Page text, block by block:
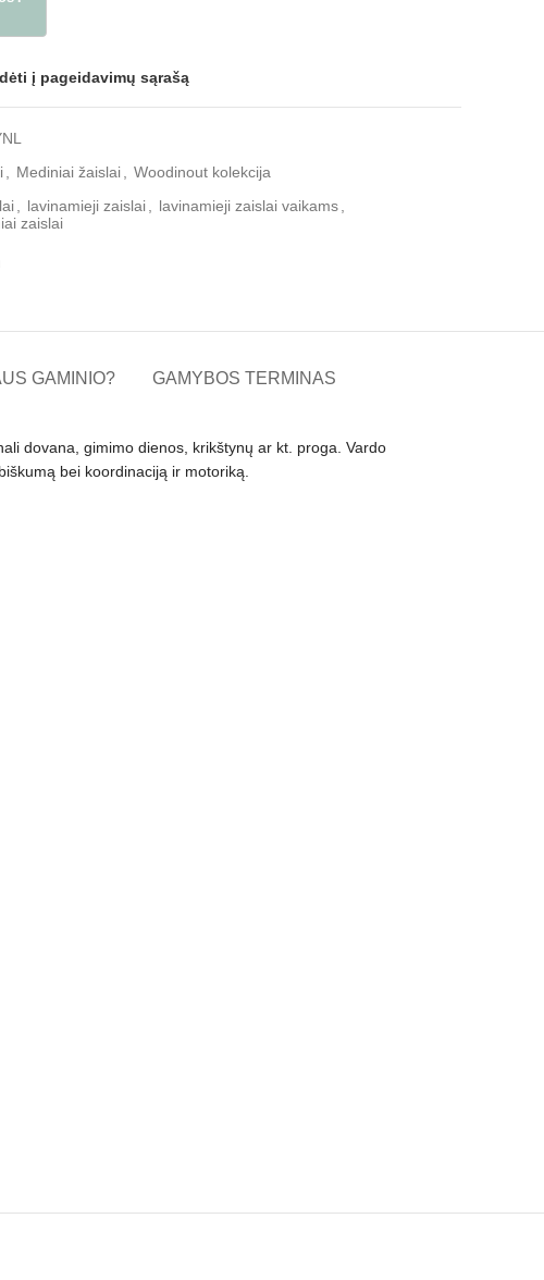
į pageidavimų sąrašą
Mediniai žaislai
Woodinout kolekcija
lavinamieji zaislai lavinamieji zaislai vaikams
zaislai
GAMINIO? GAMYBOS TERMINAS
dovana, gimimo dienos, krikštynų ar kt. proga. Vardo
bei koordinaciją ir motoriką.